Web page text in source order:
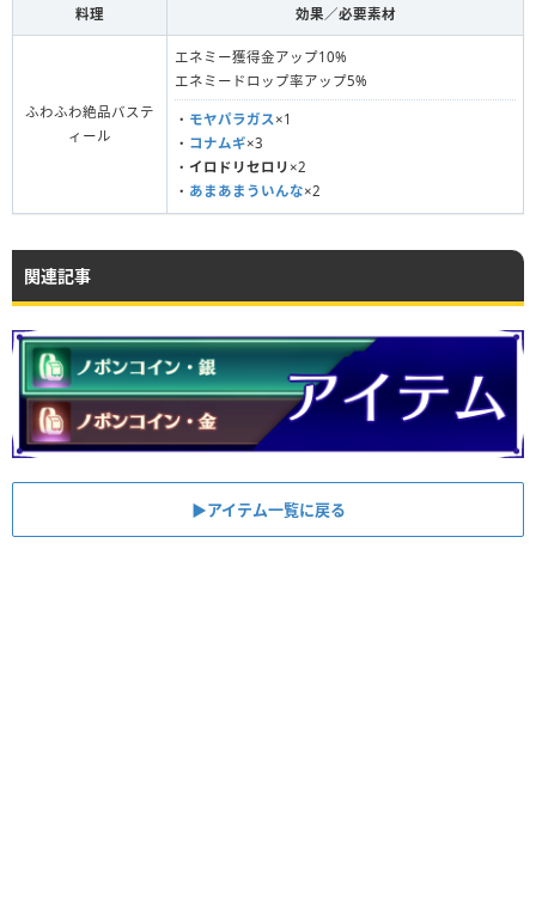
料理 効果／必要素材
ふわふわ絶品バステ
ィール
エネミー獲得金アップ10%
エネミードロップ率アップ5%
・ モヤパラガス×1
・ コナムギ×3
・ イロドリセロリ ×2
・ あまあまういんな×2
関連記事
▶︎アイテム一覧に戻る